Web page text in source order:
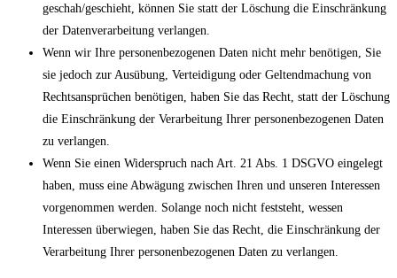
geschah/geschieht, können Sie statt der Löschung die Einschränkung
der Datenverarbeitung verlangen.
Wenn wir Ihre personenbezogenen Daten nicht mehr benötigen, Sie
sie jedoch zur Ausübung, Verteidigung oder Geltendmachung von
Rechtsansprüchen benötigen, haben Sie das Recht, statt der Löschung
die Einschränkung der Verarbeitung Ihrer personenbezogenen Daten
zu verlangen.
Wenn Sie einen Widerspruch nach Art. 21 Abs. 1 DSGVO eingelegt
haben, muss eine Abwägung zwischen Ihren und unseren Interessen
vorgenommen werden. Solange noch nicht feststeht, wessen
Interessen überwiegen, haben Sie das Recht, die Einschränkung der
Verarbeitung Ihrer personenbezogenen Daten zu verlangen.